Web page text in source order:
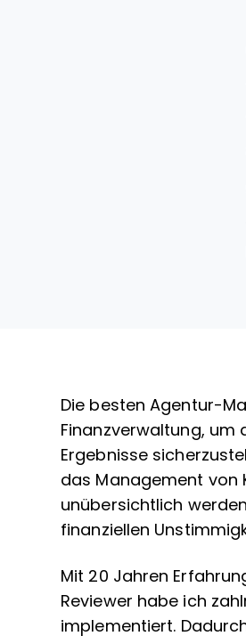
Die besten Agentur-
Finanzverwaltung, um
Ergebnisse
das Management von
unübersichtlich
finanziellen
Mit 20 Jahren
Reviewer habe ich
implementiert.